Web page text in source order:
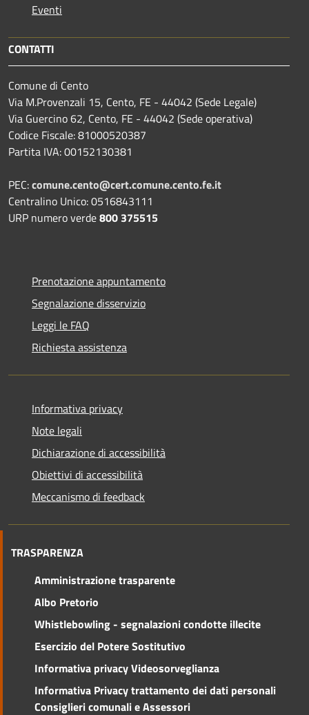
Eventi
CONTATTI
Comune di Cento
Via M.Provenzali 15, Cento, FE - 44042 (Sede Legale)
Via Guercino 62, Cento, FE - 44042 (Sede operativa)
Codice Fiscale: 81000520387
Partita IVA: 00152130381
PEC:comune.cento@cert.comune.cento.fe.it
Centralino Unico: 0516843111
URP numero verde800 375515
Prenotazione appuntamento
Segnalazione disservizio
Leggi le FAQ
Richiesta assistenza
Informativa privacy
Note legali
Dichiarazione di accessibilità
Obiettivi di accessibilità
Meccanismo di feedback
TRASPARENZA
Amministrazione trasparente
Albo Pretorio
Whistlebowling - segnalazioni condotte illecite
Esercizio del Potere Sostitutivo
Informativa privacy Videosorveglianza
Informativa Privacy trattamento dei dati personali
Consiglieri comunali e Assessori